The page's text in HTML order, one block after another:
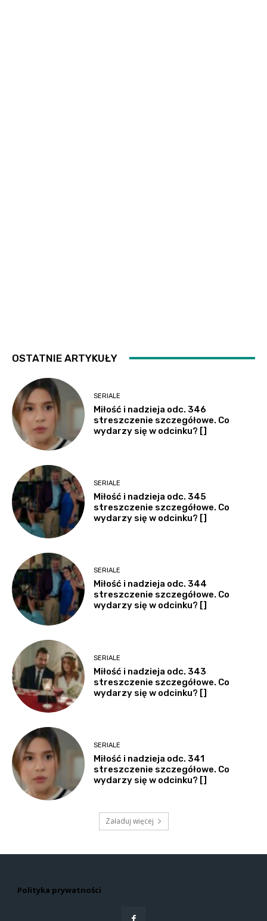
OSTATNIE ARTYKUŁY
SERIALE
Miłość i nadzieja odc. 346
streszczenie szczegółowe. Co
wydarzy się w odcinku? []
SERIALE
Miłość i nadzieja odc. 345
streszczenie szczegółowe. Co
wydarzy się w odcinku? []
SERIALE
Miłość i nadzieja odc. 344
streszczenie szczegółowe. Co
wydarzy się w odcinku? []
SERIALE
Miłość i nadzieja odc. 343
streszczenie szczegółowe. Co
wydarzy się w odcinku? []
SERIALE
Miłość i nadzieja odc. 341
streszczenie szczegółowe. Co
wydarzy się w odcinku? []
Załaduj więcej
Polityka prywatności